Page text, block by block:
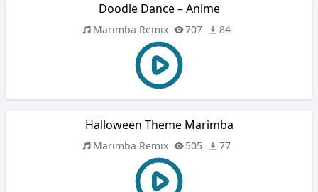
Doodle Dance – Anime
Marimba Remix 707 84
Halloween Theme Marimba
Marimba Remix 505 77